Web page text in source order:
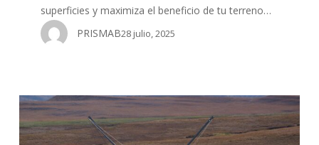
superficies y maximiza el beneficio de tu terreno…
PRISMAB28 julio, 2025
Cómo
Automatizar
Inteligente